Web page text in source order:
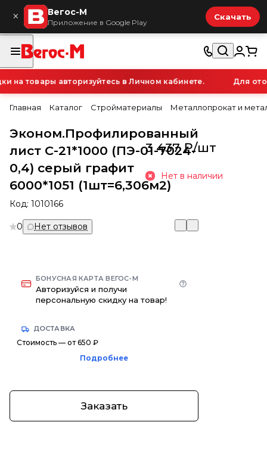
× Вегос-М
Приложение в Google Play
Скачать
товары авторизуйтесь в Личном кабинете. Для
Главная Каталог Стройматериалы Металлопрокат и
Эконом.Профилированный
лист С-21*1000 (ПЭ-01-7024-
0,4) серый графит
6000*1051 (1шт=6,306м2)
Код: 1010166
0 Нет отзывов
БОНУСНАЯ КАРТА ВЕГОС-М
Авторизуйся и получи
персональную скидку на товар!
ДОСТАВКА
Стоимость — от 650 ₽
Подробнее
Заказать
3 437 ₽/шт
Нет в наличии